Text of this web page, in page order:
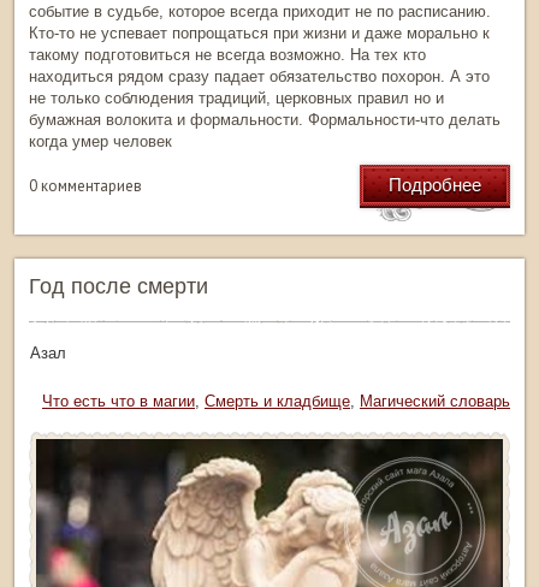
событие в судьбе, которое всегда приходит не по расписанию.
Кто-то не успевает попрощаться при жизни и даже морально к
такому подготовиться не всегда возможно. На тех кто
находиться рядом сразу падает обязательство похорон. А это
не только соблюдения традиций, церковных правил но и
бумажная волокита и формальности. Формальности-что делать
когда умер человек
0 комментариев Подробнее
Год после смерти
Азал
Что есть что в магии Смерть и кладбище Магический словарь